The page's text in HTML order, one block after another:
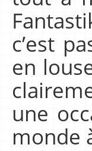
c’est
en
une
monde